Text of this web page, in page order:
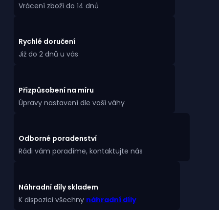
Vrácení zboží do 14 dnů
Rychlé doručení
Již do 2 dnů u vás
Přizpůsobení na míru
Úpravy nastavení dle vaší váhy
Odborné poradenství
Rádi vám poradíme, kontaktujte nás
Náhradní díly skladem
K dispozici všechny náhradní díly